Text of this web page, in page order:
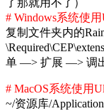
# Windows系统使用
复制文件夹内的
单 —> 扩展 —> 调
# MacOS系统使用
~/资源库/Application